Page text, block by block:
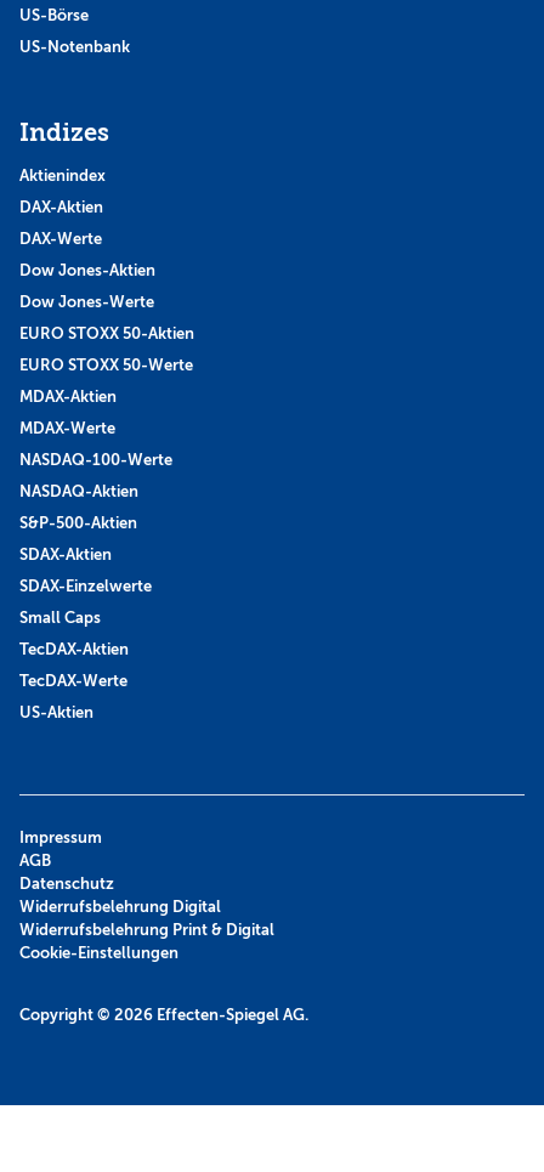
US-Börse
US-Notenbank
Indizes
Aktienindex
DAX-Aktien
DAX-Werte
Dow Jones-Aktien
Dow Jones-Werte
EURO STOXX 50-Aktien
EURO STOXX 50-Werte
MDAX-Aktien
MDAX-Werte
NASDAQ-100-Werte
NASDAQ-Aktien
S&P-500-Aktien
SDAX-Aktien
SDAX-Einzelwerte
Small Caps
TecDAX-Aktien
TecDAX-Werte
US-Aktien
Copyright © 2026 Effecten-Spiegel AG.
Impressum
AGB
Datenschutz
Widerrufsbelehrung Digital
Widerrufsbelehrung Print & Digital
Cookie-Einstellungen